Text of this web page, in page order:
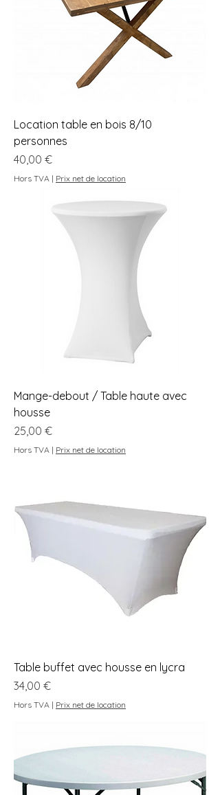
Location table en bois 8/10
personnes
Prix
40,00 €
Hors TVA | Prix net de location
Mange-debout / Table haute avec
housse
Prix
25,00 €
Hors TVA | Prix net de location
Table buffet avec housse en lycra
Prix
34,00 €
Hors TVA | Prix net de location